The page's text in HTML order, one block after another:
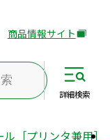
外
サ
商品情報サイト
［プリンタ兼用］
詳細検索